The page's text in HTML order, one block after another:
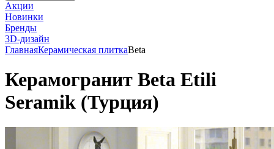
Акции
Новинки
Бренды
3D-дизайн
ГлавнаяКерамическая плиткаBeta
Керамогранит Beta Etili
Seramik (Турция)